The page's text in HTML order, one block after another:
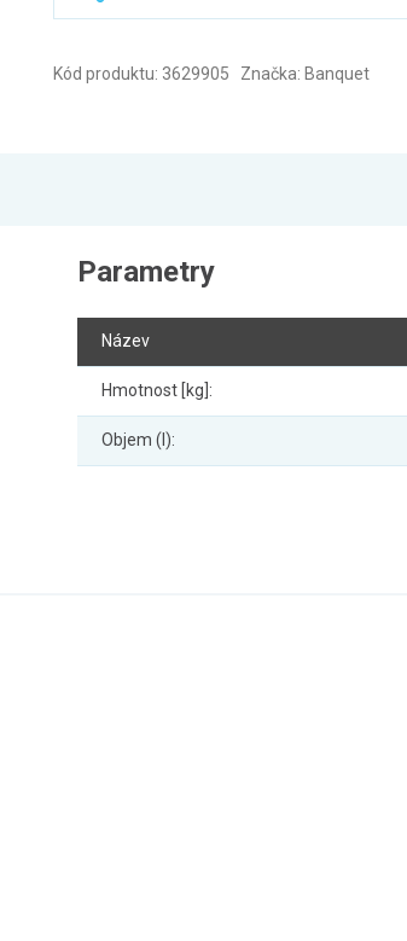
Kód produktu: 3629905 Značka: Banquet
Parametry
Název
Hmotnost [kg]:
Objem (l):